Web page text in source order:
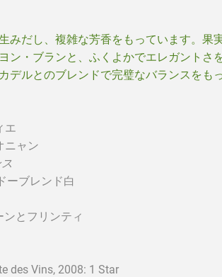
みだし、複雑な芳香をもっています。果
ン・ブランと、ふくよかでエレガントさ
デルとのブレンドで完璧なバランスをも
エ
ニャン
ーブレンド白
ンとフリンティ
des Vins, 2008: 1 Star